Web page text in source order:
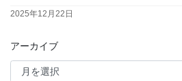
2025年12月22日
アーカイブ